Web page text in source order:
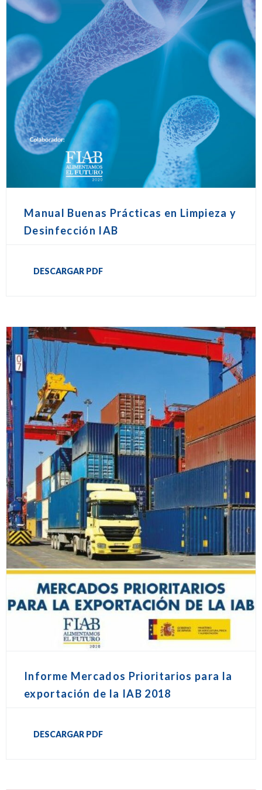
Manual Buenas Prácticas en Limpieza y
Desinfección IAB
DESCARGAR PDF
Informe Mercados Prioritarios para la
exportación de la IAB 2018
DESCARGAR PDF